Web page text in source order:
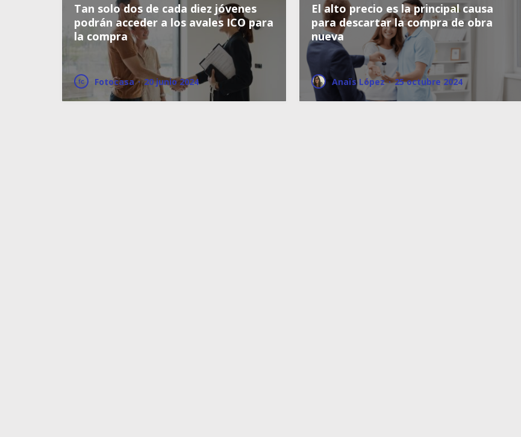
Tan solo dos de cada diez jóvenes
podrán acceder a los avales ICO para
la compra
Fotocasa · 20 junio 2024
El alto precio es la principal causa
para descartar la compra de obra
nueva
Anaïs López · 25 octubre 2024